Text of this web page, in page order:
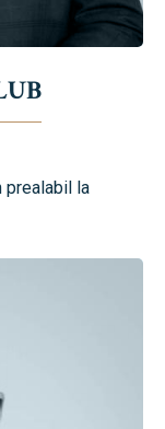
prealabil la